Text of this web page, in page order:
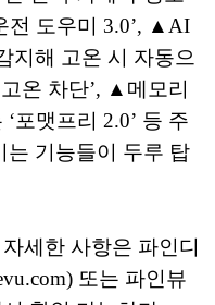
전 도우미 3.0’, ▲AI
지해 고온 시 자동으
온 차단’, ▲메모리
포맷프리 2.0’ 등 주
는 기능들이 두루 탑
세한 사항은 파인디
또는 파인뷰